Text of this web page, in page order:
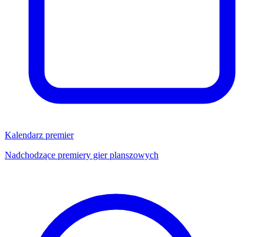
Kalendarz premier
Nadchodzące premiery gier planszowych